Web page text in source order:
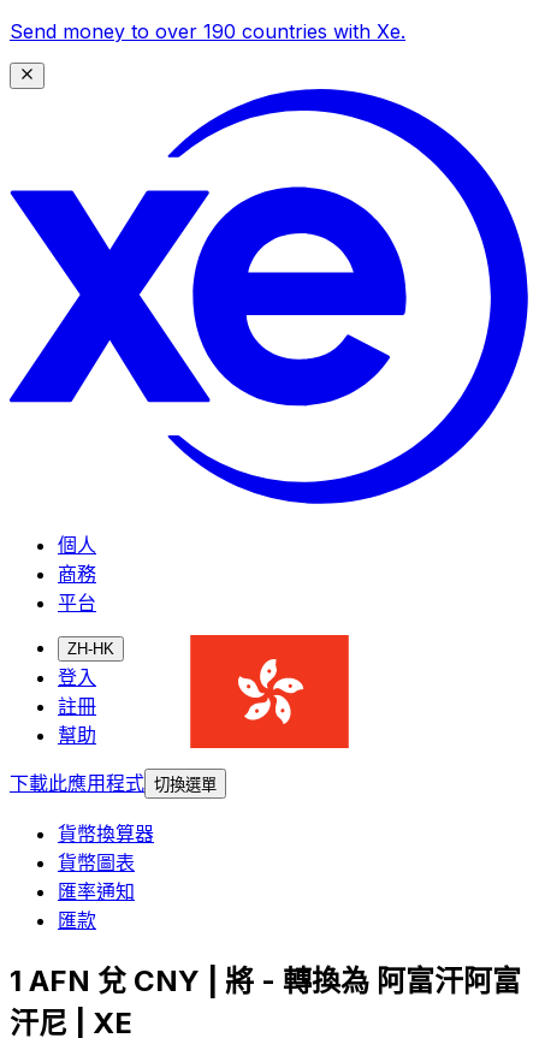
Send money to over 190 countries with Xe.
個人
商務
平台
ZH-HK
登入
註冊
幫助
下載此應用程式 切換選單
貨幣換算器
貨幣圖表
匯率通知
匯款
1 AFN 兌 CNY | 將 - 轉換為 阿富汗阿富
汗尼 | XE